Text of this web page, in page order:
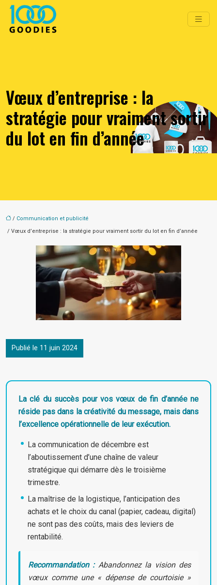
Vœux d’entreprise : la
stratégie pour vraiment sortir
du lot en fin d’année
/ Communication et publicité
/ Vœux d’entreprise : la stratégie pour vraiment sortir du lot en fin d’année
Publié le 11 juin 2024
La clé du succès pour vos vœux de fin d’année ne
réside pas dans la créativité du message, mais dans
l’excellence opérationnelle de leur exécution.
La communication de décembre est
l’aboutissement d’une chaîne de valeur
stratégique qui démarre dès le troisième
trimestre.
La maîtrise de la logistique, l’anticipation des
achats et le choix du canal (papier, cadeau, digital)
ne sont pas des coûts, mais des leviers de
rentabilité.
Recommandation :Abandonnez la vision des
vœux comme une « dépense de courtoisie »